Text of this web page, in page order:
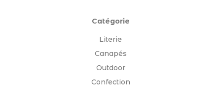
Catégorie
Literie
Canapés
Outdoor
Confection